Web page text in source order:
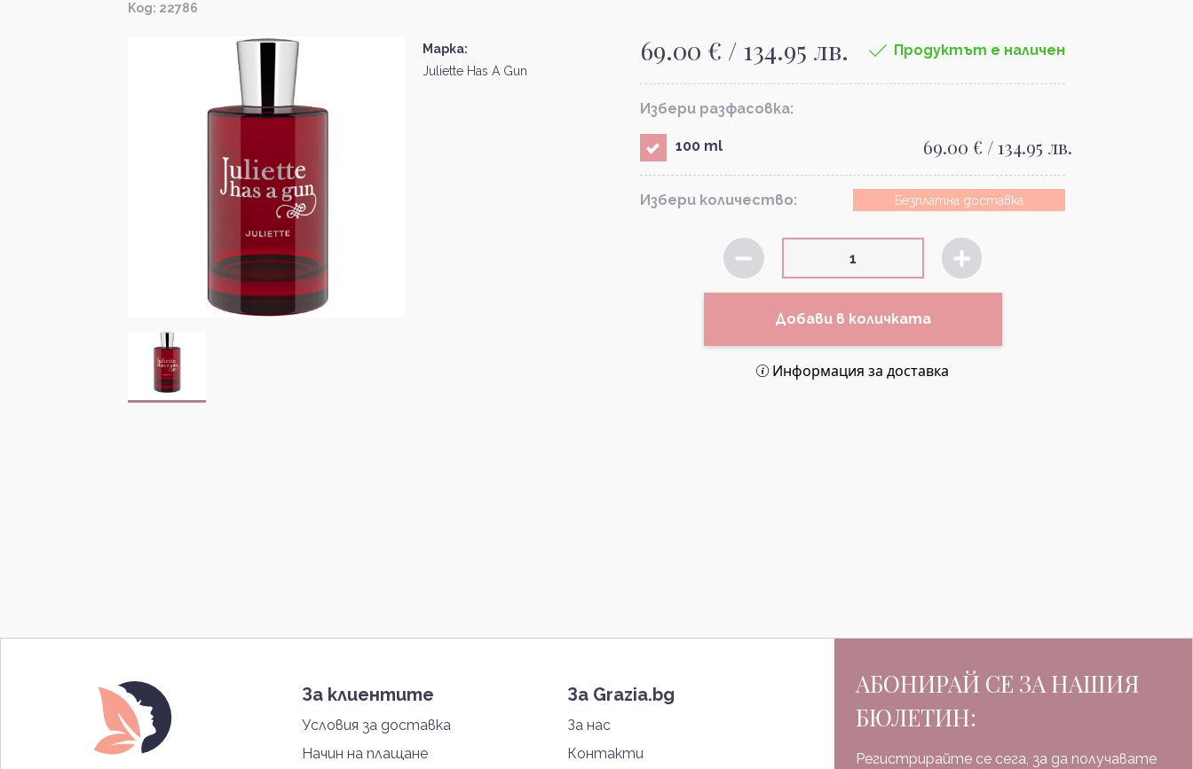
Kод: 22786
Марка:
Juliette Has A Gun
69.00 € / 134.95 лв. Продуктът е наличен
Избери разфасовка:
100 ml 69.00 € / 134.95 лв.
Избери количество: Безплатна доставка
Добави в количката
Информация за доставка
За клиентите
Условия за доставка
Начин на плащане
За Grazia.bg
За нас
Контакти
АБОНИРАЙ СЕ ЗА НАШИЯ
БЮЛЕТИН:
Регистрирайте се сега, за да получавате